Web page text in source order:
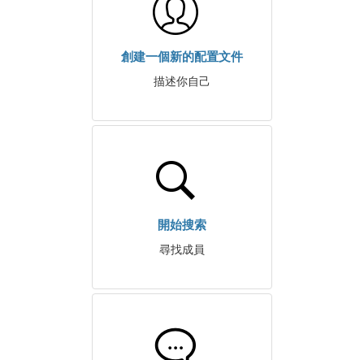
創建一個新的配置文件
描述你自己
開始搜索
尋找成員